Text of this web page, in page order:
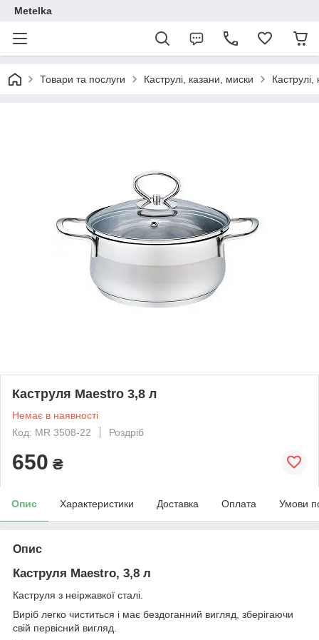
Metelka
Товари та послуги Каструлі, казани, миски Каструлі,
Каструля Maestro 3,8 л
Немає в наявності
Код: MR 3508-22
Роздріб
650 ₴
Опис Характеристики Доставка Оплата Умови
Опис
Каструля Maestro, 3,8 л
Каструля з неіржавкої сталі.
Виріб легко чиститься і має бездоганний вигляд, зберігаючи
свій первісний вигляд.